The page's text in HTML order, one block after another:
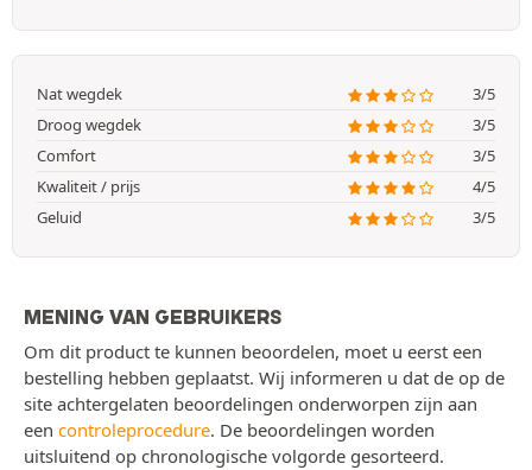
Nat wegdek
3/5
Droog wegdek
3/5
Comfort
3/5
Kwaliteit / prijs
4/5
Geluid
3/5
MENING VAN GEBRUIKERS
Om dit product te kunnen beoordelen, moet u eerst een
bestelling hebben geplaatst. Wij informeren u dat de op de
site achtergelaten beoordelingen onderworpen zijn aan
een controleprocedure. De beoordelingen worden
uitsluitend op chronologische volgorde gesorteerd.